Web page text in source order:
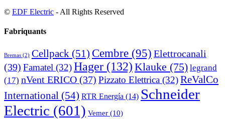
© EDF Electric - All Rights Reserved
Fabriquants
Bremas (2) Cellpack (51) Cembre (95) Elettrocanali
(39) Famatel (32)Hager (132) Klauke (75) legrand
(17) nVent ERICO (37) Pizzato Elettrica (32)ReValCo
International (54) RTR Energía (14) Schneider
Electric (601) Vemer (10)